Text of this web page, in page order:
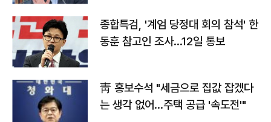
종합특검, '계엄 당정대 회의 참석' 한
동훈 참고인 조사...12일 통보
靑 홍보수석 "세금으로 집값 잡겠다
는 생각 없어…주택 공급 '속도전'"